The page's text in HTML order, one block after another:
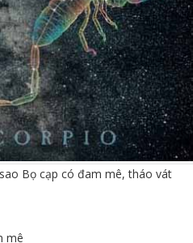
Bọ cạp có đam mê, tháo vát
mê